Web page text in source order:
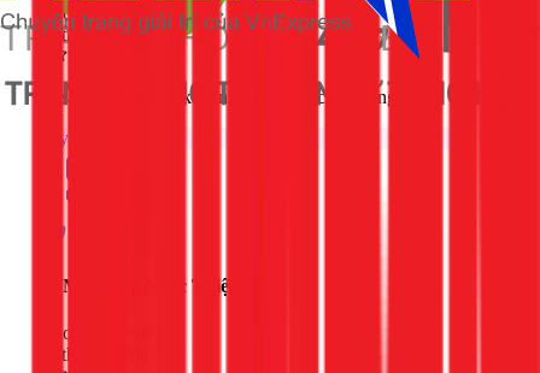
Google Review
3 tháng trước
Vệ sinh máy lạnh okay, nhiệt tình và chuyên nghiệp
Máy lạnh
N9 Ma Công Ngọc Thiệp
Google Review
4 tháng trước